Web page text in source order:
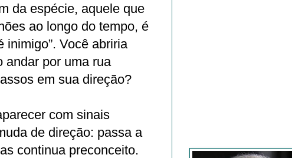
da espécie, aquele que
ao longo do tempo, é
inimigo”. Você abriria
andar por uma rua
em sua direção?
com sinais
de direção: passa a
continua preconceito.